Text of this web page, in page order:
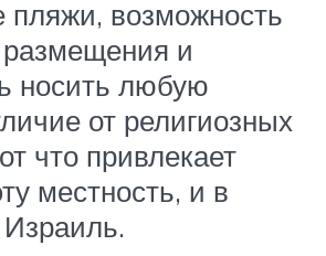
возможность
и
носить любую
от религиозных
что привлекает
местность, и в